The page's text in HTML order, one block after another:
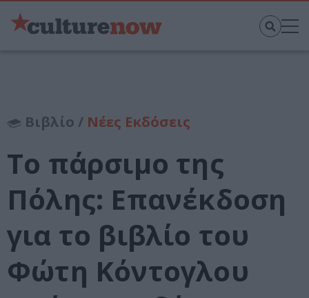
Βιβλίο / Νέες Εκδόσεις
Το πάρσιμο της
Πόλης: Επανέκδοση
για το βιβλίο του
Φώτη Κόντογλου